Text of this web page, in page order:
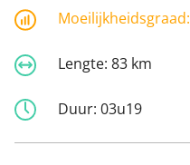
Moeilijkheidsgraad:
Lengte: 83 km
Duur: 03u19